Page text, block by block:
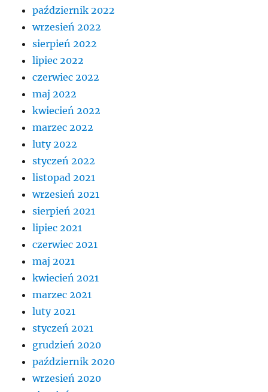
październik 2022
wrzesień 2022
sierpień 2022
lipiec 2022
czerwiec 2022
maj 2022
kwiecień 2022
marzec 2022
luty 2022
styczeń 2022
listopad 2021
wrzesień 2021
sierpień 2021
lipiec 2021
czerwiec 2021
maj 2021
kwiecień 2021
marzec 2021
luty 2021
styczeń 2021
grudzień 2020
październik 2020
wrzesień 2020